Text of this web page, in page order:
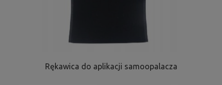
Rękawica do aplikacji samoopalacza